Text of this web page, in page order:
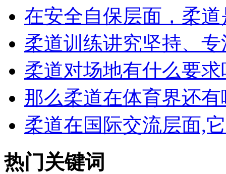
在安全自保层面，柔道
柔道训练讲究坚持、专
柔道对场地有什么要求
那么柔道在体育界还有
柔道在国际交流层面,
热门关键词